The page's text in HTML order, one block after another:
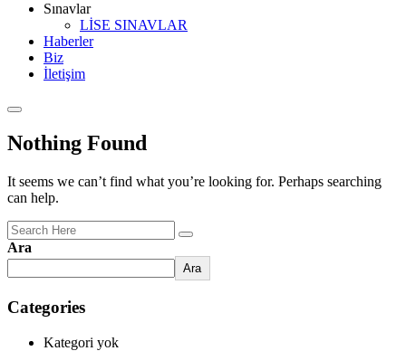
Sınavlar
LİSE SINAVLAR
Haberler
Biz
İletişim
Nothing Found
It seems we can’t find what you’re looking for. Perhaps searching
can help.
Ara
Ara
Categories
Kategori yok